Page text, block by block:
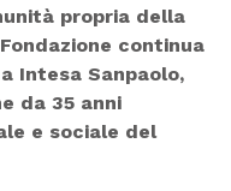
propria della
continua
Intesa Sanpaolo,
da 35 anni
e sociale del